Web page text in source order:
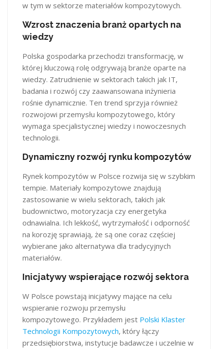
w tym w sektorze materiałów kompozytowych.​
Wzrost znaczenia branż opartych na
wiedzy
Polska gospodarka przechodzi transformację, w
której kluczową rolę odgrywają branże oparte na
wiedzy. Zatrudnienie w sektorach takich jak IT,
badania i rozwój czy zaawansowana inżynieria
rośnie dynamicznie. Ten trend sprzyja również
rozwojowi przemysłu kompozytowego, który
wymaga specjalistycznej wiedzy i nowoczesnych
technologii.​
Dynamiczny rozwój rynku kompozytów
Rynek kompozytów w Polsce rozwija się w szybkim
tempie. Materiały kompozytowe znajdują
zastosowanie w wielu sektorach, takich jak
budownictwo, motoryzacja czy energetyka
odnawialna. Ich lekkość, wytrzymałość i odporność
na korozję sprawiają, że są one coraz częściej
wybierane jako alternatywa dla tradycyjnych
materiałów.​
Inicjatywy wspierające rozwój sektora
W Polsce powstają inicjatywy mające na celu
wspieranie rozwoju przemysłu
kompozytowego. Przykładem jest Polski Klaster
Technologii Kompozytowych, który łączy
przedsiębiorstwa, instytucje badawcze i uczelnie w